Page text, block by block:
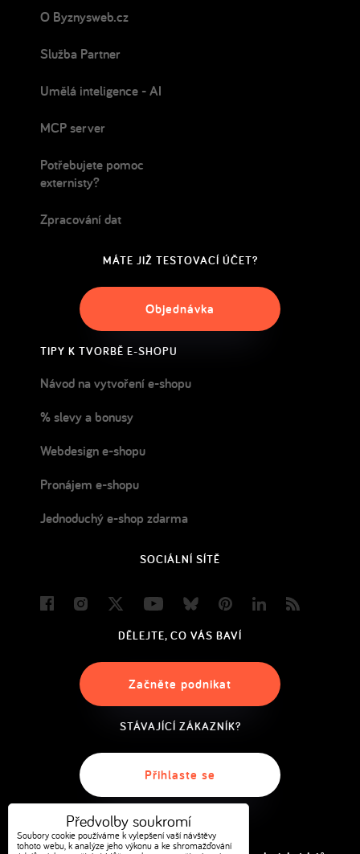
O Byznysweb.cz
Služba Partner
Umělá inteligence - AI
MCP server
Potřebujete pomoc
externisty?
Zpracování dat
MÁTE JIŽ TESTOVACÍ ÚČET?
Objednávka
TIPY K TVORBĚ E-SHOPU
Návod na vytvoření e-shopu
% slevy a bonusy
Webdesign e-shopu
Pronájem e-shopu
Jednoduchý e-shop zdarma
SOCIÁLNÍ SÍTĚ
FacebookInstagram
Twitter YoutubeBlueskyPinterestLinkedIn
DĚLEJTE, CO VÁS BAVÍ
Začněte podnikat
STÁVAJÍCÍ ZÁKAZNÍK?
Přihlaste se
Předvolby soukromí
Soubory cookie používáme k vylepšení vaší návštěvy
tohoto webu, k analýze jeho výkonu a ke shromažďování